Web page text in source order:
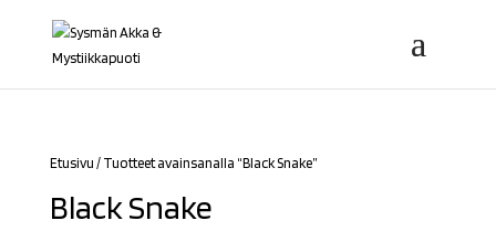
Etusivu / Tuotteet avainsanalla “Black Snake”
Black Snake